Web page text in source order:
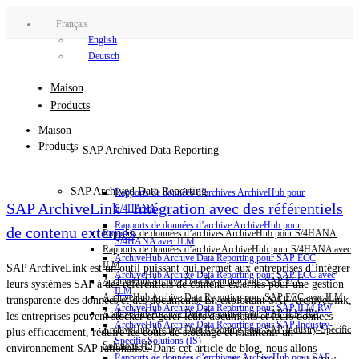
Français
English
Deutsch
Maison
Products
SAP Archived Data Reporting
Rapports de données d’archives ArchiveHub pour
S/4HANA
Rapports de données d’archive ArchiveHub pour
S/4HANA avec ILM
ArchiveHub Archive Data Reporting pour SAP ECC
ArchiveHub Archive Data Reporting pour SAP ECC avec
ILM
ArchiveHub Archive Data Reporting pour SAP ILM RW
ArchiveHub Archive Data Reporting pour SAP Industry-
Specific Solutions (IS)
Maison
Products
SAP Archived Data Reporting
Rapports de données d’archives ArchiveHub pour S/4HANA
Rapports de données d’archive ArchiveHub pour S/4HANA avec
ILM
ArchiveHub Archive Data Reporting pour SAP ECC
ArchiveHub Archive Data Reporting pour SAP ECC avec ILM
ArchiveHub Archive Data Reporting pour SAP ILM RW
ArchiveHub Archive Data Reporting pour SAP Industry-Specific
Solutions (IS)
SAP ArchiveLink : Intégration avec des référentiels
de contenu externes
SAP ArchiveLink est un outil puissant qui permet aux entreprises d’intégrer
leurs systèmes SAP à des référentiels de contenu externes pour une gestion
transparente des données et des documents. En exploitant SAP ArchiveLink,
les entreprises peuvent stocker et gérer leurs documents et leurs données
plus efficacement, réduire les coûts de stockage et maintenir un
environnement SAP rationalisé. Dans cet article de blog, nous allons